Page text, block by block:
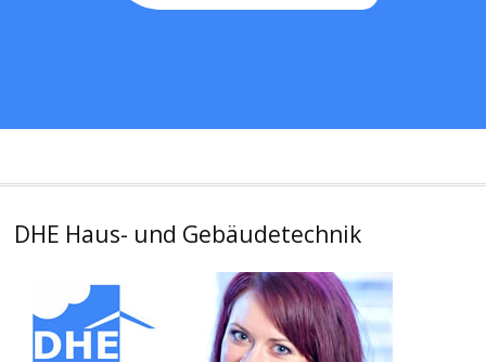
DHE Haus- und Gebäudetechnik